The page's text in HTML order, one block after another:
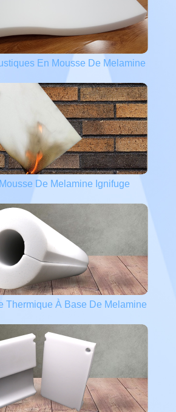
En Mousse De Melamine
De Melamine Ignifuge
Thermique À Base De Melamine